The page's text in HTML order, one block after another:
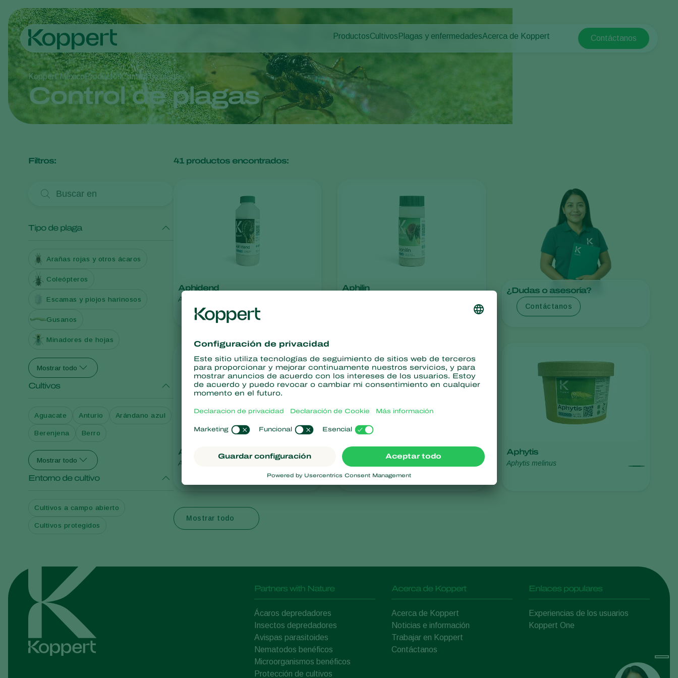
Productos
Control de plagas
Control de enfermedades
Polinización
Sanidad vegetal
Aplicación
Monitoreo
Cultivos
Frutas
Cultivos de hortalizas a campo abierto
Cultivos herbáceos
Plagas y enfermedadesAcerca de Koppert
Contáctanos
Koppert Global
Finland (Swedish)
France
Germany
Hungary
India
Italy
Kenya
Poland
Portugal
Russia
Contáctanos
Koppert México ProductosControl de plagas
Control de plagas
Filtros:
Tipo de plaga
Arañas rojas y otros ácaros
Coleópteros
Escamas y piojos harinosos
Gusanos
Minadores de hojas
Mostrar todo
Cultivos
Aguacate Anturio Arándano azul
Berenjena Berro
Mostrar todo
Entorno de cultivo
Cultivos a campo abierto
Cultivos protegidos
41 productos encontrados:
Aphidend
Aphidoletes aphidimyza
Aphilin
Aphipar
Aphidius colemani
Aphipar-M
Aphidius matricariae
Aphytis
Aphytis melinus
¿Dudas o asesoría?
Contáctanos
Mostrar todo
Partners with Nature
Ácaros depredadores
Insectos depredadores
Avispas parasitoides
Nematodos benéficos
Microorganismos benéficos
Protección de cultivos
Acerca de Koppert
Acerca de Koppert
Noticias e información
Trabajar en Koppert
Contáctanos
Enlaces populares
Experiencias de los usuarios
Koppert One